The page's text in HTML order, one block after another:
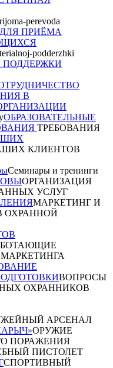
ПРИЁМА
В
ОБРАЗОВАТЕЛЬНЫЕ
ТРЕБОВАНИЯ
КЛИЕНТОВ
Семинары и тренинги
ОРГАНИЗАЦИЯ
УСЛУГ
МАРКЕТИНГ И
ОХРАННОЙ
ВОПРОСЫ
ОХРАННИКОВ
АРСЕНАЛ
ОРУЖИЕ
ПОРАЖЕНИЯ
ПИСТОЛЕТ
СПОРТИВНЫЙ